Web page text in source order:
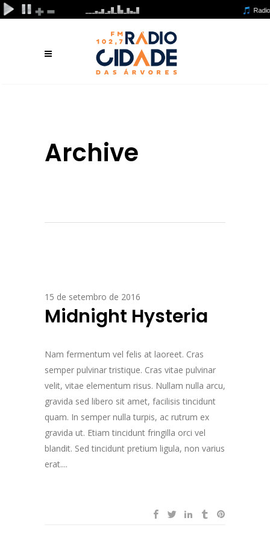
Archive
15 de setembro de 2016
Midnight Hysteria
Nam fermentum vel felis at laoreet. Cras
semper pulvinar tristique. Cras vitae pulvinar
velit, vitae elementum risus. Nullam nulla arcu,
gravida sed libero sit amet, facilisis tincidunt
quam. In semper nulla turpis, ac rutrum ex
gravida ut. Etiam tincidunt fringilla orci vel
blandit. Sed tincidunt pretium ligula, non varius
erat....